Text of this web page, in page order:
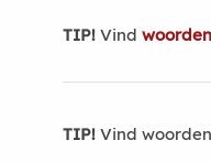
TIP! Vind
TIP! Vind